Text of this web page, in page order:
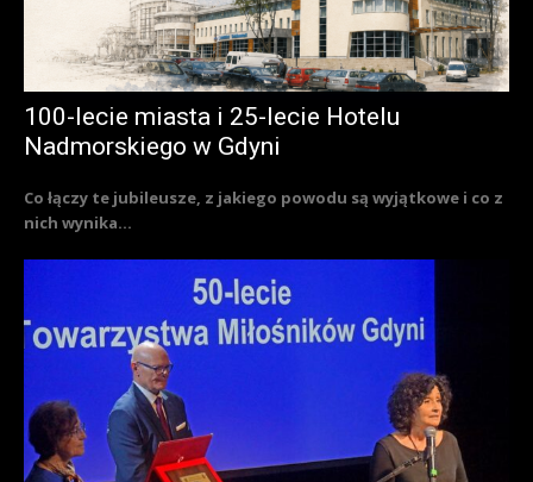
100-lecie miasta i 25-lecie Hotelu
Nadmorskiego w Gdyni
Co łączy te jubileusze, z jakiego powodu są wyjątkowe i co z
nich wynika...